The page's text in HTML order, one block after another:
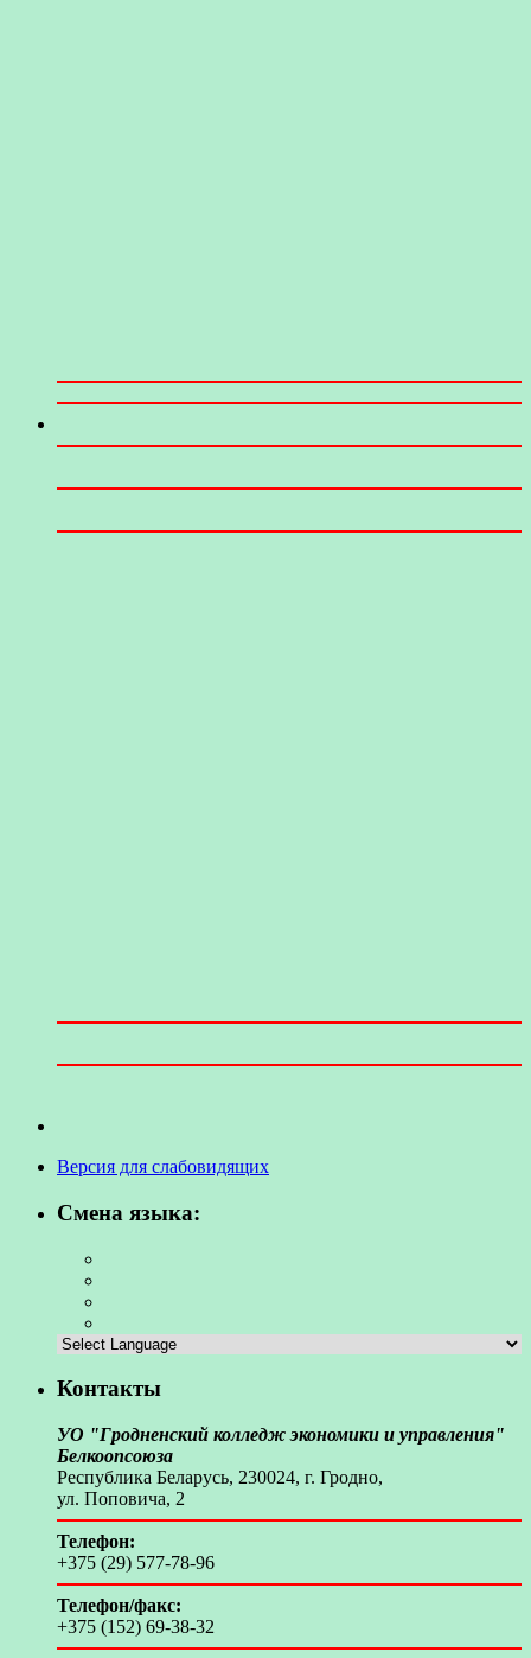
Версия для слабовидящих
Смена языка:
Контакты
УО "Гродненский колледж экономики и управления"
Белкоопсоюза
Республика Беларусь, 230024, г. Гродно,
ул. Поповича, 2
Телефон:
+375 (29) 577-78-96
Телефон/факс:
+375 (152) 69-38-32